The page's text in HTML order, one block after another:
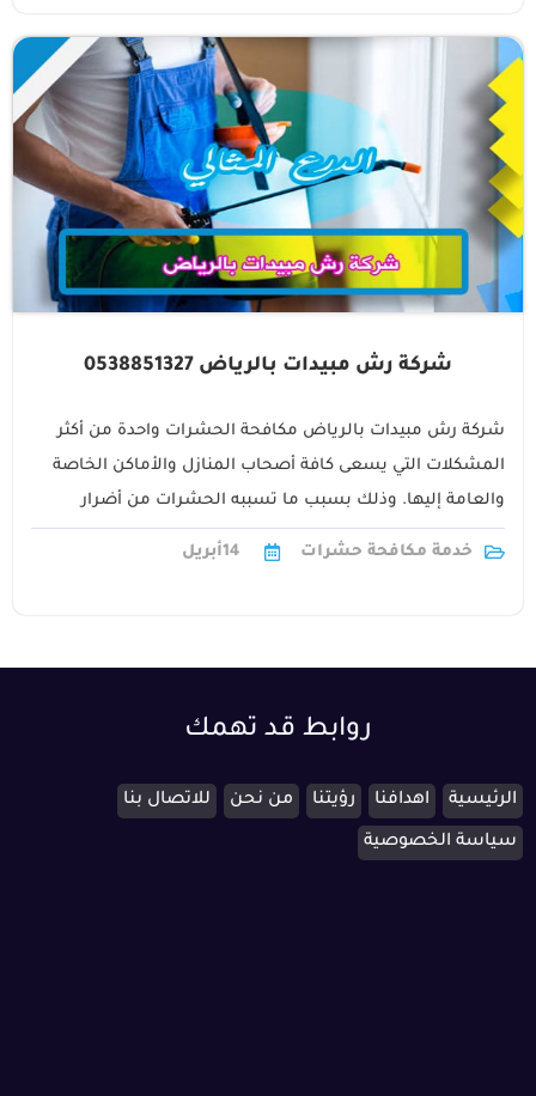
شركة رش مبيدات بالرياض 0538851327
شركة رش مبيدات بالرياض مكافحة الحشرات واحدة من أكثر
المشكلات التي يسعى كافة أصحاب المنازل والأماكن الخاصة
والعامة إليها. وذلك بسبب ما تسببه الحشرات من أضرار
جسيمة سواء على الصحة1
خدمة مكافحة حشرات
14أبريل
روابط قد تهمك
الرئيسية اهدافنا رؤيتنا من نحن للاتصال بنا
سياسة الخصوصية